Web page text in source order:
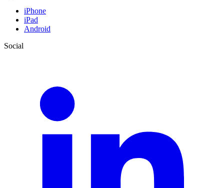
iPhone
iPad
Android
Social